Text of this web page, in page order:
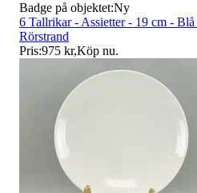
Badge på objektet:Ny
6 Tallrikar - Assietter - 19 cm -
Rörstrand
Pris:975 kr,Köp nu.